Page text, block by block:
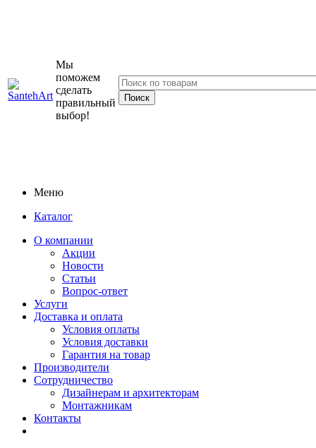
Мы
поможем
сделать
правильный
выбор!
Меню
Каталог
О компании
Акции
Новости
Статьи
Вопрос-ответ
Услуги
Доставка и оплата
Условия оплаты
Условия доставки
Гарантия на товар
Производители
Сотрудничество
Дизайнерам и архитекторам
Монтажникам
Контакты